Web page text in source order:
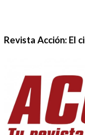
Revista Acción: El